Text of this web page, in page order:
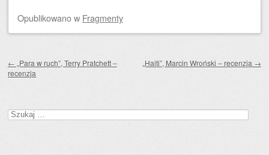
Opublikowanow Fragmenty
← „Para w ruch”, Terry Pratchett –
recenzja
„Haiti”, Marcin Wroński – recenzja →
Szukaj: